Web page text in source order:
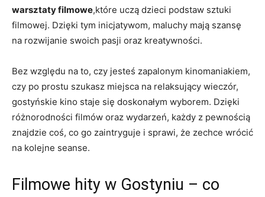
warsztaty filmowe,które uczą dzieci podstaw sztuki
filmowej. Dzięki tym inicjatywom, maluchy mają szansę
na rozwijanie swoich pasji oraz kreatywności.
Bez względu na to, czy jesteś zapalonym kinomaniakiem,
czy po prostu szukasz miejsca na relaksujący wieczór,
gostyńskie kino staje się doskonałym wyborem. Dzięki
różnorodności filmów oraz wydarzeń, każdy z pewnością
znajdzie coś, co go zaintryguje i sprawi, że zechce wrócić
na kolejne seanse.
Filmowe hity w Gostyniu – co